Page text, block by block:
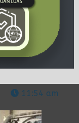
11:54 am